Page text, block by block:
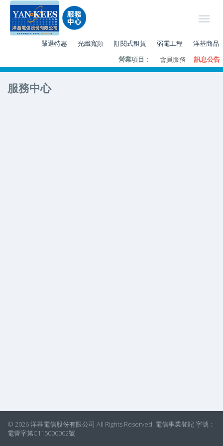
嚴選特惠 光纖寬頻 訂閱式租賃 弱電工程 洋基商品
營業項目： 會員服務 訊息公告
服務中心
© 2026 洋基電信股份有限公司 All Rights Reserved. 電信事業登記 字號：
電管字第C115000002號